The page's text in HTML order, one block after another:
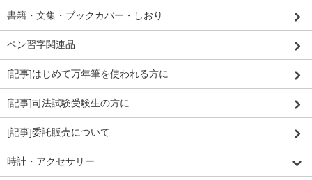
書籍・文集・ブックカバー・しおり
ペン習字関連品
[記事]はじめて万年筆を使われる方に
[記事]司法試験受験生の方に
[記事]委託販売について
時計・アクセサリー